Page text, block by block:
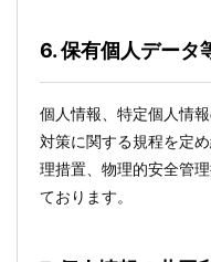
6. 保有個人データ
個人情報、特定個人情
対策に関する規程を定
理措置、物理的安全管
ております。